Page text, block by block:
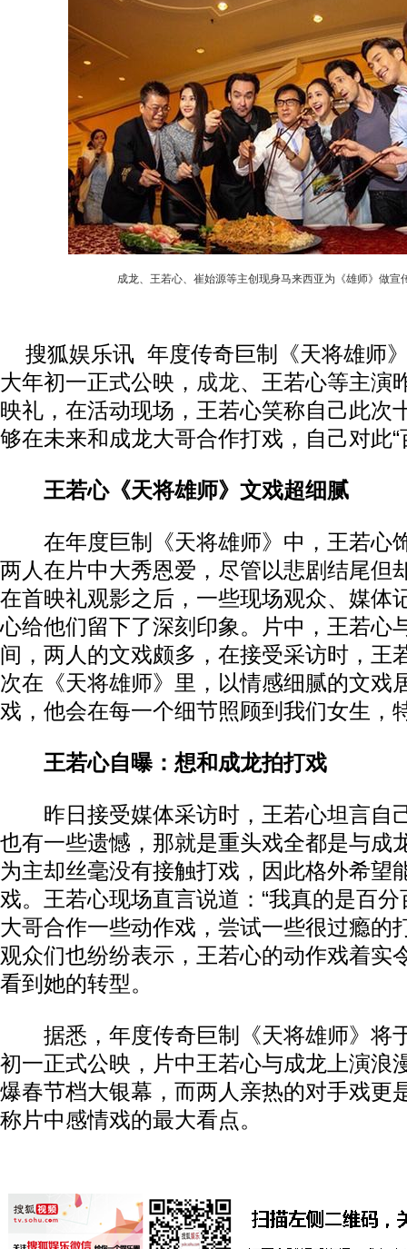
成龙、王若心、崔始源等主创现身马来西亚为《雄师》做宣
搜狐娱乐讯 年度传奇巨制《天将雄师
大年初一正式公映， 成龙、王若心等主演
映礼，在活动现场，王若心笑称自己此次
够在未来和成龙大哥合作打戏，自己对此“
王若心《天将雄师》文戏超细腻
在年度巨制《天将雄师》中，王若心
两人在片中大秀恩爱，尽管以悲剧结尾但
在首映礼观影之后，一些现场观众、媒体
心给他们留下了深刻印象。片中，王若心
间，两人的文戏颇多，在接受采访时，王
次在《天将雄师》里，以情感细腻的文戏
戏，他会在每一个细节照顾到我们女生，
王若心自曝：想和成龙拍打戏
昨日接受媒体采访时，王若心坦言自
也有一些遗憾，那就是重头戏全都是与成
为主却丝毫没有接触打戏，因此格外希望
戏。王若心现场直言说道：“我真的是百
大哥合作一些动作戏，尝试一些很过瘾的
观众们也纷纷表示，王若心的动作戏着实
看到她的转型。
据悉，年度传奇巨制《天将雄师》将
初一正式公映，片中王若心与成龙上演浪
爆春节档大银幕，而两人亲热的对手戏更
称片中感情戏的最大看点。